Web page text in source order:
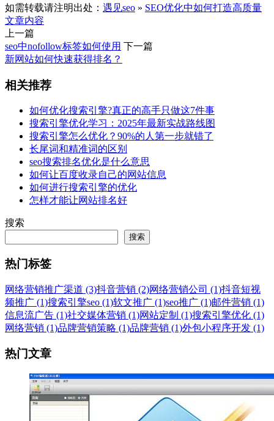
如需转载请注明出处： 遇见seo » SEO优化中如何打造高质量
文章内容
上一篇
seo中nofollow标签如何使用 下一篇
新网站如何快速获得排名？
相关推荐
如何优化搜索引擎?真正的高手只做这7件事
搜索引擎优化学习：2025年最新实战路线图
搜索引擎怎么优化？90%的人第一步就错了
长尾词和精准词的区别
seo搜索排名优化是什么意思
如何让百度收录自己的网站信息
如何进行搜索引擎的优化
怎样才能让网站排名好
搜索
搜索
热门标签
网络营销推广渠道 (3)抖音营销 (2)网络营销公司 (1)抖音短视
频推广 (1)搜索引擎seo (1)软文推广 (1)seo推广 (1)邮件营销 (1)
信息流广告 (1)社交媒体营销 (1)网站定制 (1)搜索引擎优化 (1)
网络营销 (1)品牌营销策略 (1)品牌营销 (1)外包小程序开发 (1)
热门文章